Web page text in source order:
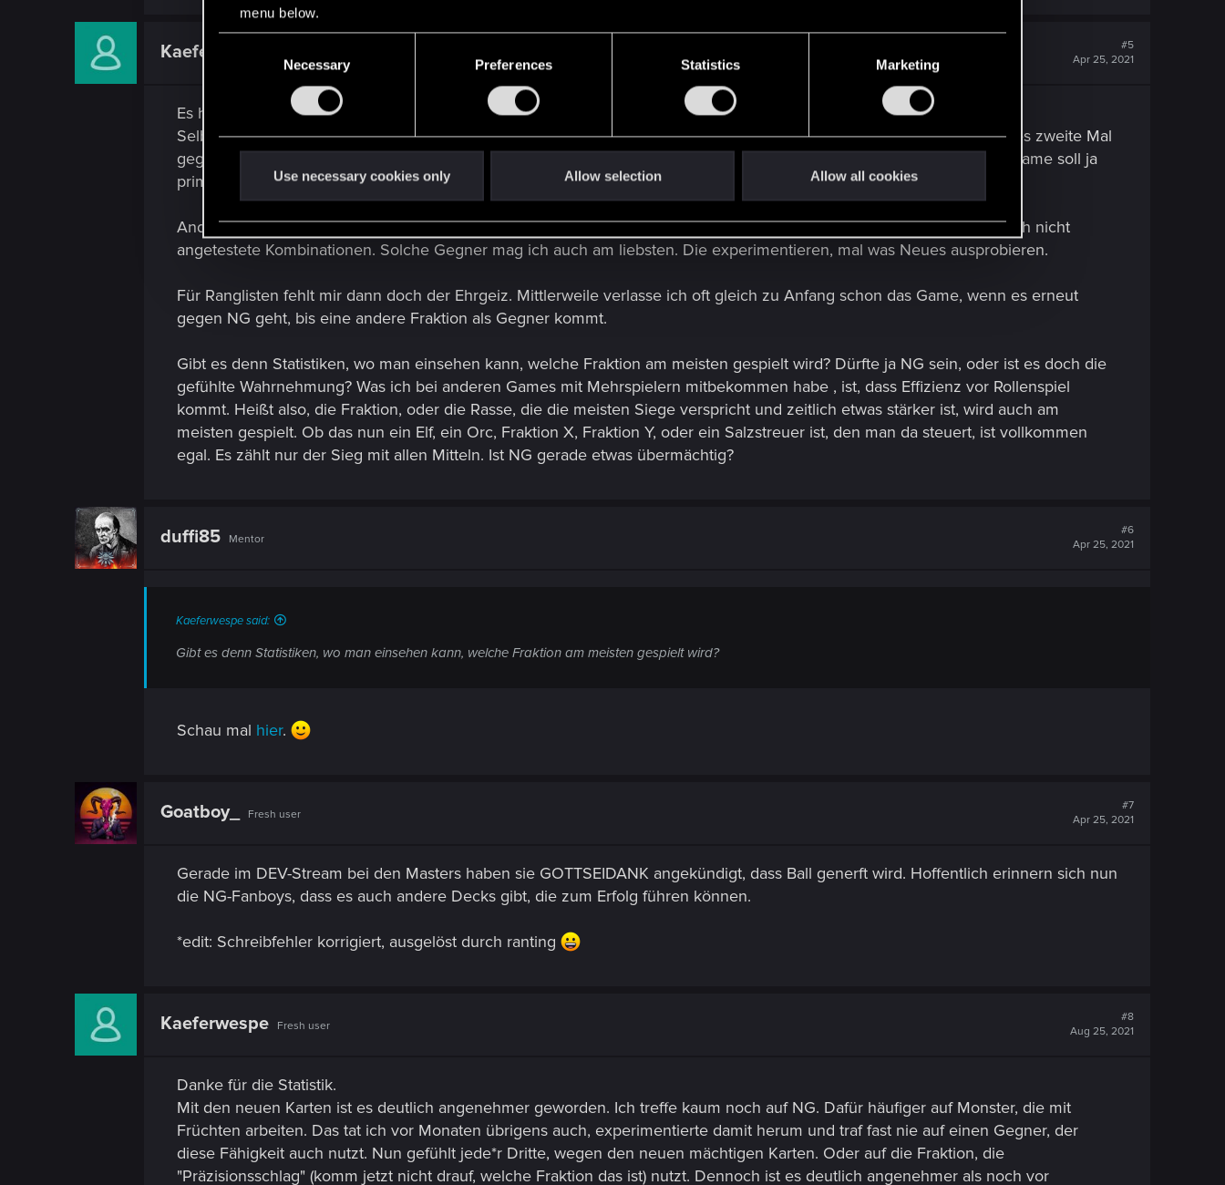
menu below.
e
l
t
i
n
Necessary Preferences Statistics Marketing
Use necessary cookies only Allow selection Allow all cookies
Kaeferwespe
#5
Apr 25, 2021
Es hat sich schon etwas gebessert, dennoch sind die meisten Games gegen NG, mit immer den gleichen Karten.
Selbst wenn ich jedes Spiel gegen NG gewinnen würde, würde ich sie abwählen, oder die Funktion begrüßen nur jedes zweite Mal
gegen sie antreten zu müssen. Es hat ja schon jemand humoristisch dargestellt, dass sie auf Dauer eher nerven. Das Game soll ja
primär Spaß machen.
Andere Fraktionen kommen erstmal nicht in Frage. Kurz mal angetestet, doch bei den Monstern gibt es noch viele noch nicht
angetestete Kombinationen. Solche Gegner mag ich auch am liebsten. Die experimentieren, mal was Neues ausprobieren.
Für Ranglisten fehlt mir dann doch der Ehrgeiz. Mittlerweile verlasse ich oft gleich zu Anfang schon das Game, wenn es erneut
gegen NG geht, bis eine andere Fraktion als Gegner kommt.
Gibt es denn Statistiken, wo man einsehen kann, welche Fraktion am meisten gespielt wird? Dürfte ja NG sein, oder ist es doch die
gefühlte Wahrnehmung? Was ich bei anderen Games mit Mehrspielern mitbekommen habe , ist, dass Effizienz vor Rollenspiel
kommt. Heißt also, die Fraktion, oder die Rasse, die die meisten Siege verspricht und zeitlich etwas stärker ist, wird auch am
meisten gespielt. Ob das nun ein Elf, ein Orc, Fraktion X, Fraktion Y, oder ein Salzstreuer ist, den man da steuert, ist vollkommen
egal. Es zählt nur der Sieg mit allen Mitteln. Ist NG gerade etwas übermächtig?
duffi85 Mentor
#6
Apr 25, 2021
Kaeferwespe said:
Gibt es denn Statistiken, wo man einsehen kann, welche Fraktion am meisten gespielt wird?
Schau mal hier.
Goatboy_ Fresh user
#7
Apr 25, 2021
Gerade im DEV-Stream bei den Masters haben sie GOTTSEIDANK angekündigt, dass Ball generft wird. Hoffentlich erinnern sich nun
die NG-Fanboys, dass es auch andere Decks gibt, die zum Erfolg führen können.
*edit: Schreibfehler korrigiert, ausgelöst durch ranting
Kaeferwespe Fresh user
#8
Aug 25, 2021
Danke für die Statistik.
Mit den neuen Karten ist es deutlich angenehmer geworden. Ich treffe kaum noch auf NG. Dafür häufiger auf Monster, die mit
Früchten arbeiten. Das tat ich vor Monaten übrigens auch, experimentierte damit herum und traf fast nie auf einen Gegner, der
diese Fähigkeit auch nutzt. Nun gefühlt jede*r Dritte, wegen den neuen mächtigen Karten. Oder auf die Fraktion, die
"Präzisionsschlag" (komm jetzt nicht drauf, welche Fraktion das ist) nutzt. Dennoch ist es deutlich angenehmer als noch vor